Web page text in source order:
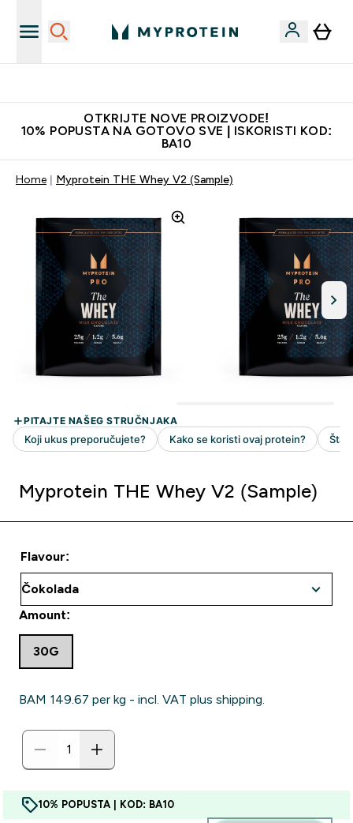
OTKRIJTE NOVE PROIZVODE!
10% POPUSTA NA GOTOVO SVE | ISKORISTI KOD:
BA10
Home Myprotein THE Whey V2 (Sample)
Myprotein THE Whey V2 (Sample)
Flavour:
Amount:
30G
BAM 149.67‎ per kg - incl. VAT plus shipping.
10% POPUSTA | KOD: BA10